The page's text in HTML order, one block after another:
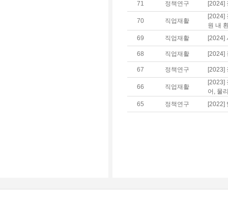
71 정책연구 [2024]
70 직업재활
[2024]
원 내
69
직업재활 [2024]
68 직업재활 [2024]
67 정책연구 [2023]
66 직업재활
[2023]
어, 물
65
정책연구 [2022]